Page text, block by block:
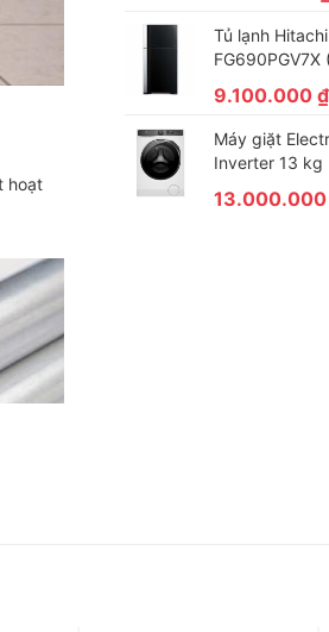
hoạt
Tủ lạnh
FG690PGV7X
9.100.000₫
Máy giặt
Inverter 13 kg